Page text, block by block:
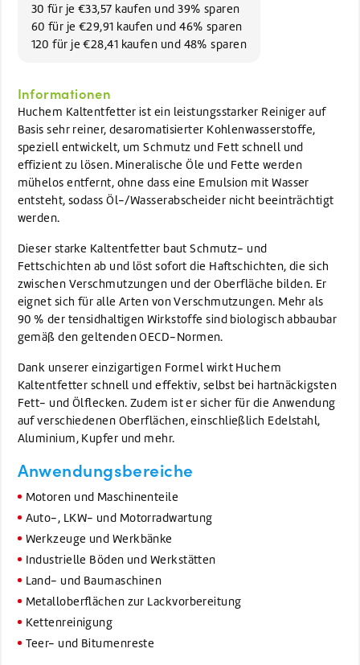
30 für je €33,57 kaufen und 39% sparen
60 für je €29,91 kaufen und 46% sparen
120 für je €28,41 kaufen und 48% sparen
Informationen
Huchem Kaltentfetter ist ein leistungsstarker Reiniger auf
Basis sehr reiner, desaromatisierter Kohlenwasserstoffe,
speziell entwickelt, um Schmutz und Fett schnell und
effizient zu lösen. Mineralische Öle und Fette werden
mühelos entfernt, ohne dass eine Emulsion mit Wasser
entsteht, sodass Öl-/Wasserabscheider nicht beeinträchtigt
werden.
Dieser starke Kaltentfetter baut Schmutz- und
Fettschichten ab und löst sofort die Haftschichten, die sich
zwischen Verschmutzungen und der Oberfläche bilden. Er
eignet sich für alle Arten von Verschmutzungen. Mehr als
90 % der tensidhaltigen Wirkstoffe sind biologisch abbaubar
gemäß den geltenden OECD-Normen.
Dank unserer einzigartigen Formel wirkt Huchem
Kaltentfetter schnell und effektiv, selbst bei hartnäckigsten
Fett- und Ölflecken. Zudem ist er sicher für die Anwendung
auf verschiedenen Oberflächen, einschließlich Edelstahl,
Aluminium, Kupfer und mehr.
Anwendungsbereiche
Motoren und Maschinenteile
Auto-, LKW- und Motorradwartung
Werkzeuge und Werkbänke
Industrielle Böden und Werkstätten
Land- und Baumaschinen
Metalloberflächen zur Lackvorbereitung
Kettenreinigung
Teer- und Bitumenreste